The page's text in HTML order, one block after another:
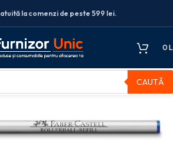
la comenzi de peste 599 lei.
0
CAUTĂ